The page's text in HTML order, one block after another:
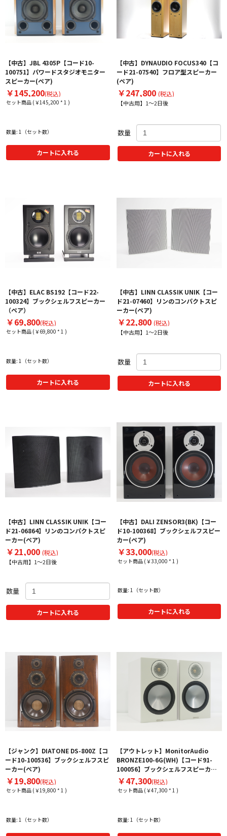
【中古】JBL 4305P【コード10-
100751】パワードスタジオモニター
スピーカー(ペア)
￥145,200(税込)
セット商品 (￥145,200 * 1 )
数量: 1（セット数）
カートに入れる
【中古】DYNAUDIO FOCUS340【コ
ード21-07540】フロア型スピーカー
(ペア)
￥247,800 (税込)
【中古用】1～2日後
数量
カートに入れる
【中古】ELAC BS192【コード22-
100324】ブックシェルフスピーカー
（ペア）
￥69,800(税込)
セット商品 (￥69,800 * 1 )
数量: 1（セット数）
カートに入れる
【中古】LINN CLASSIK UNIK【コー
ド21-07460】リンのコンパクトスピ
ーカー(ペア)
￥22,800 (税込)
【中古用】1～2日後
数量
カートに入れる
【中古】LINN CLASSIK UNIK【コー
ド21-06864】リンのコンパクトスピ
ーカー(ペア)
￥21,000 (税込)
【中古用】1～2日後
数量
カートに入れる
【中古】DALI ZENSOR3(BK)【コー
ド10-100368】ブックシェルフスピー
カー(ペア)
￥33,000(税込)
セット商品 (￥33,000 * 1 )
数量: 1（セット数）
カートに入れる
【ジャンク】DIATONE DS-800Z【コ
ード10-100536】ブックシェルフスピ
ーカー(ペア)
￥19,800(税込)
セット商品 (￥19,800 * 1 )
数量: 1（セット数）
【アウトレット】MonitorAudio
BRONZE100-6G(WH)【コード91-
100056】ブックシェルフスピーカー
（ペア）
￥47,300(税込)
セット商品 (￥47,300 * 1 )
数量: 1（セット数）